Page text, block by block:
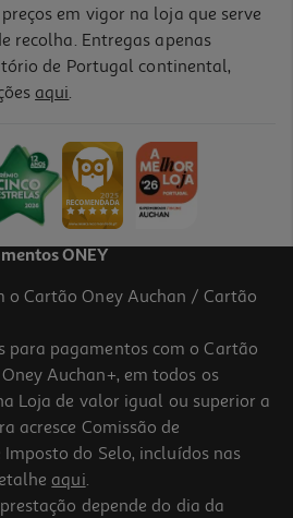
90g
Mariola 300g
em vigor na loja que serve
recolha. Entregas apenas
de Portugal continental,
aqui.
ONEY
o Cartão Oney Auchan / Cartão
para pagamentos com o Cartão
Auchan+, em todos os
Loja de valor igual ou superior a
acresce Comissão de
do Selo, incluídos nas
aqui.
depende do dia da